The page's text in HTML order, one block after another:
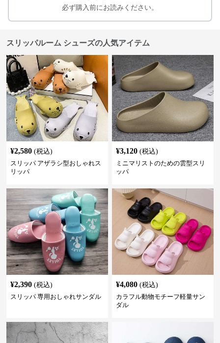
必ず購入前にお読みください。
スリッパルーム シューズの人気アイテム
¥2,580 (税込)
スリッパ アザラシ型おしゃれス
リッパ
¥3,120 (税込)
ミニマリストのための雲型スリ
ッパ
¥2,390 (税込)
スリッパ 専用おしゃれサンダル
¥4,080 (税込)
カラフル動物モチーフ軽量サン
ダル